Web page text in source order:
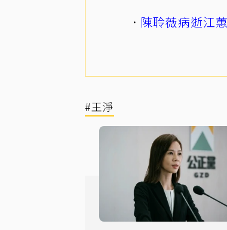
陳聆薇病逝江
#王淨